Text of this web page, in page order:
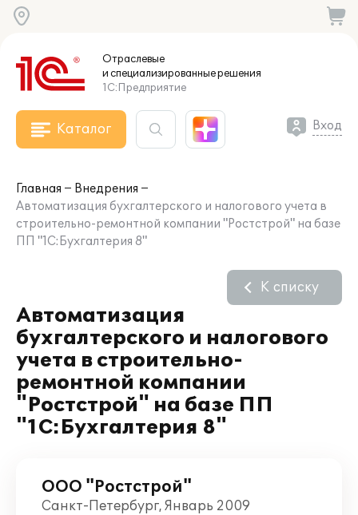
Отраслевые
и специализированныерешения
1С:Предприятие
Каталог Вход
Главная
Внедрения
Автоматизация бухгалтерского и налогового учета в
строительно-ремонтной компании "Ростстрой" на базе
ПП "1С:Бухгалтерия 8"
Автоматизация
бухгалтерского и налогового
учета в строительно-
ремонтной компании
"Ростстрой" на базе ПП
"1С:Бухгалтерия 8"
К списку
ООО "Ростстрой"
Санкт-Петербург, Январь 2009